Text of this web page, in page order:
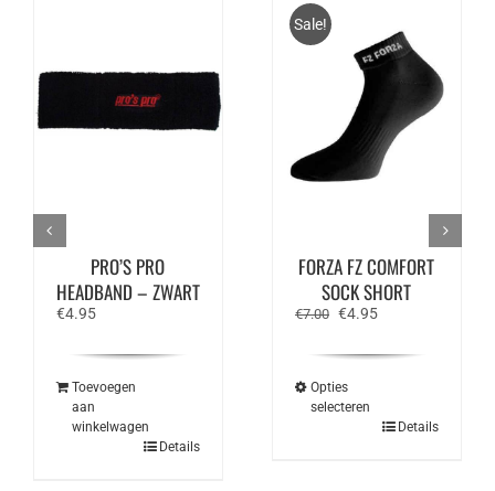
PRO’S PRO
HEADBAND – ZWART
€4.95
Toevoegen
aan
winkelwagen
Details
Sale!
FORZA FZ COMFORT
SOCK SHORT
€7.00 Oorspronkelijke
€4.95Huidige
Opties
selecteren
Dit
Details